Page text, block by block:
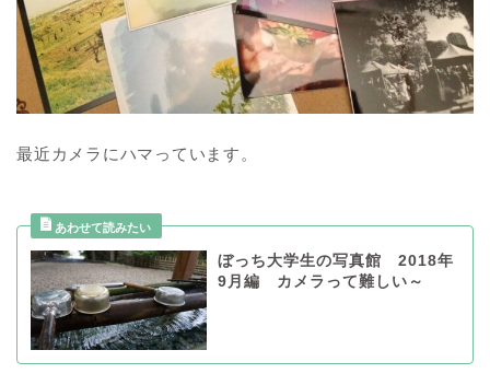
最近カメラにハマっています。
ぼっち大学生の写真館 2018年
9月編 カメラって難しい～